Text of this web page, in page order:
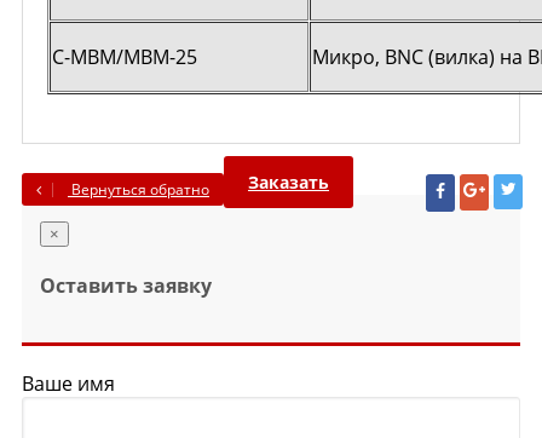
С-MBM/MBM-25 Микро, BNC (вилка) на
Вернуться обратно Заказать
×
Оставить заявку
Ваше имя